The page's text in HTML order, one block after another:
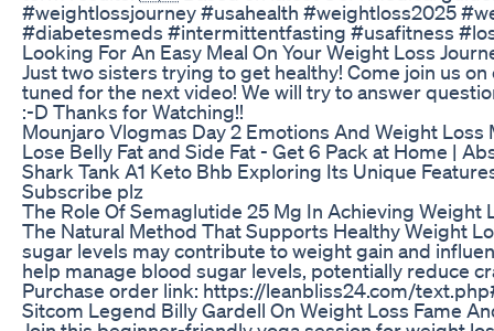
#weightlossjourney #usahealth #weightloss2025
#diabetesmeds #intermittentfasting #usafitness
Looking For An Easy Meal On Your Weight Loss
Just two sisters trying to get healthy! Come join us
tuned for the next video! We will try to answer
:-D Thanks for Watching!!
Mounjaro Vlogmas Day 2 Emotions And Weight Loss
Lose Belly Fat and Side Fat - Get 6 Pack at Home |
Shark Tank A1 Keto Bhb Exploring Its Unique
Subscribe plz
The Role Of Semaglutide 25 Mg In Achieving Weight
The Natural Method That Supports Healthy Weight
sugar levels may contribute to weight gain and
help manage blood sugar levels, potentially reduce
Purchase order link: https://leanbliss24.com/
Sitcom Legend Billy Gardell On Weight Loss Fame